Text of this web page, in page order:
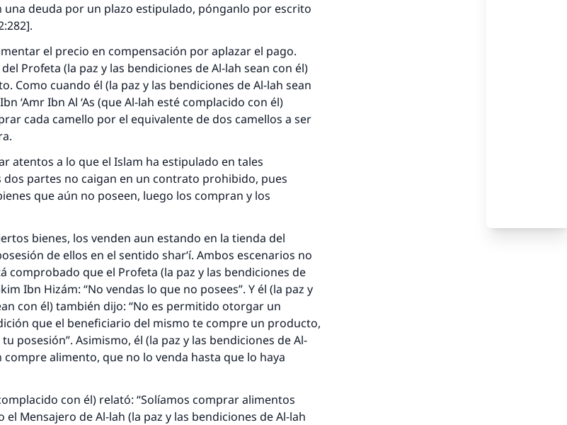
una deuda por un plazo estipulado, pónganlo por escrito
el precio en compensación por aplazar el pago.
Profeta (la paz y las bendiciones de Al-lah sean con él)
Como cuando él (la paz y las bendiciones de Al-lah sean
‘Amr Ibn Al ‘As (que Al-lah esté complacido con él)
cada camello por el equivalente de dos camellos a ser
atentos a lo que el Islam ha estipulado en tales
dos partes no caigan en un contrato prohibido, pues
que aún no poseen, luego los compran y los
bienes, los venden aun estando en la tienda del
de ellos en el sentido shar‘í. Ambos escenarios no
comprobado que el Profeta (la paz y las bendiciones de
Ibn Hizám: “No vendas lo que no posees”. Y él (la paz y
con él) también dijo: “No es permitido otorgar un
que el beneficiario del mismo te compre un producto,
posesión”. Asimismo, él (la paz y las bendiciones de Al-
compre alimento, que no lo venda hasta que lo haya
con él) relató: “Solíamos comprar alimentos
Mensajero de Al-lah (la paz y las bendiciones de Al-lah
no. 110845 salvó un matrimonio.
la A, su contribución ayuda a IslamQA.
Profeta ﷺ dijo:
que orienta a otros a hacer el bien obtendrá la
que aquellos que lo realicen."